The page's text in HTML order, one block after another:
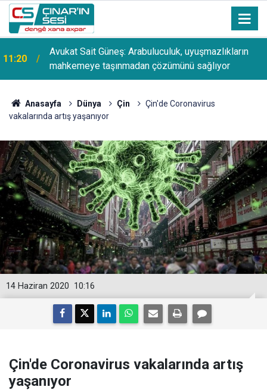
11:20
Avukat Sait Güneş: Arabuluculuk, uyuşmazlıkların
mahkemeye taşınmadan çözümünü sağlıyor
Anasayfa Dünya Çin
Çin'de Coronavirus
vakalarında artış yaşanıyor
10:16
14 Haziran 2020
Çin'de Coronavirus vakalarında artış
yaşanıyor